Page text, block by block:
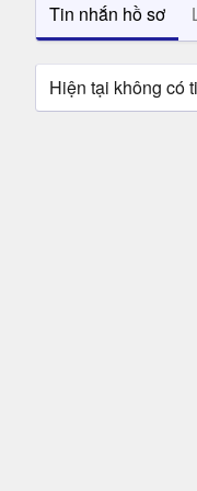
Tin nhắn hồ sơ
Hiện tại không có